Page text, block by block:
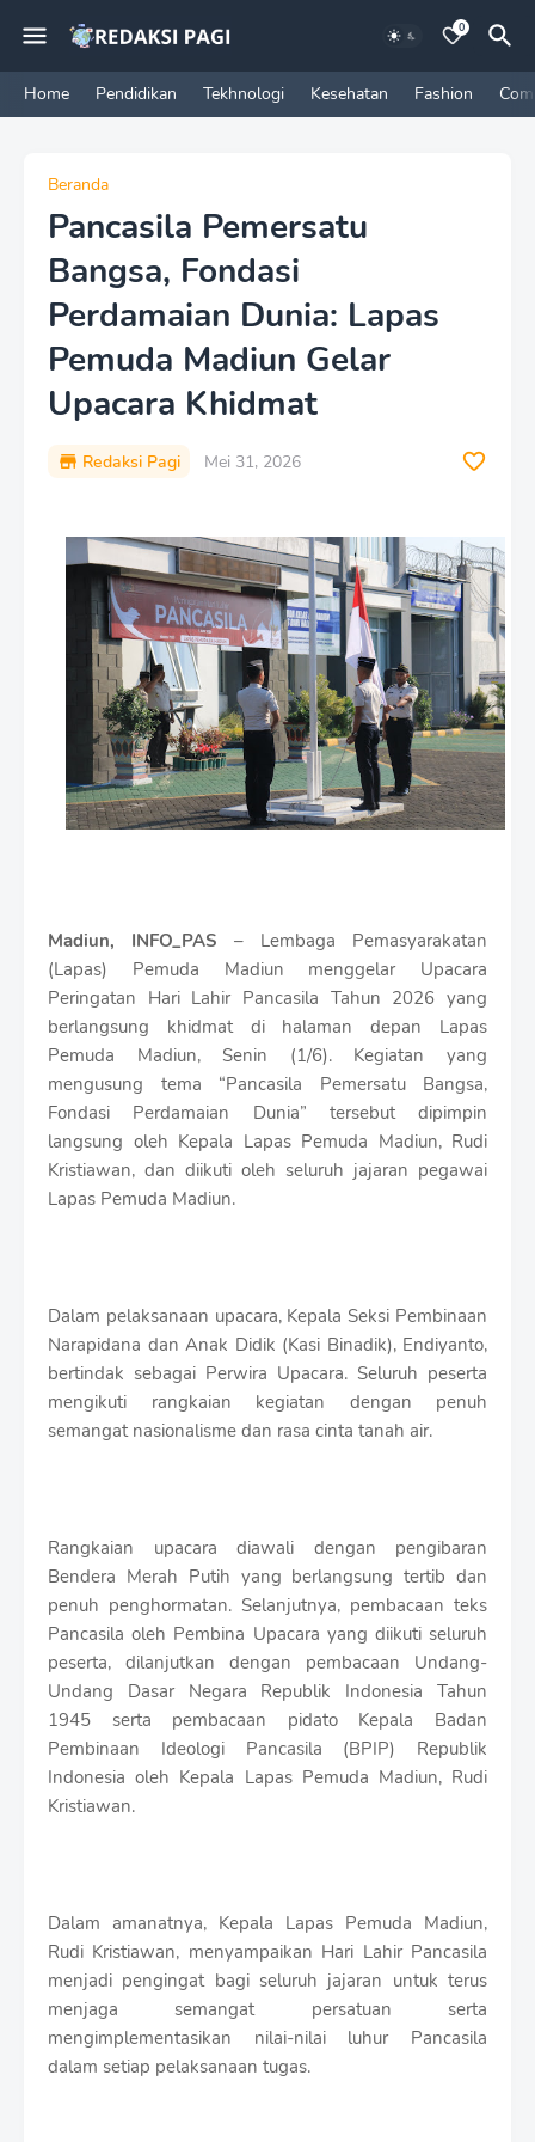
0
Home Pendidikan Tekhnologi Kesehatan Fashion
Beranda
Pancasila Pemersatu
Bangsa, Fondasi
Perdamaian Dunia: Lapas
Pemuda Madiun Gelar
Upacara Khidmat
Redaksi Pagi Mei 31, 2026
Madiun, INFO_PAS – Lembaga Pemasyarakatan
(Lapas) Pemuda Madiun menggelar Upacara
Peringatan Hari Lahir Pancasila Tahun 2026 yang
berlangsung khidmat di halaman depan Lapas
Pemuda Madiun, Senin (1/6). Kegiatan yang
mengusung tema “Pancasila Pemersatu Bangsa,
Fondasi Perdamaian Dunia” tersebut dipimpin
langsung oleh Kepala Lapas Pemuda Madiun, Rudi
Kristiawan, dan diikuti oleh seluruh jajaran pegawai
Lapas Pemuda Madiun.
Dalam pelaksanaan upacara, Kepala Seksi Pembinaan
Narapidana dan Anak Didik (Kasi Binadik), Endiyanto,
bertindak sebagai Perwira Upacara. Seluruh peserta
mengikuti rangkaian kegiatan dengan penuh
semangat nasionalisme dan rasa cinta tanah air.
Rangkaian upacara diawali dengan pengibaran
Bendera Merah Putih yang berlangsung tertib dan
penuh penghormatan. Selanjutnya, pembacaan teks
Pancasila oleh Pembina Upacara yang diikuti seluruh
peserta, dilanjutkan dengan pembacaan Undang-
Undang Dasar Negara Republik Indonesia Tahun
1945 serta pembacaan pidato Kepala Badan
Pembinaan Ideologi Pancasila (BPIP) Republik
Indonesia oleh Kepala Lapas Pemuda Madiun, Rudi
Kristiawan.
Dalam amanatnya, Kepala Lapas Pemuda Madiun,
Rudi Kristiawan, menyampaikan Hari Lahir Pancasila
menjadi pengingat bagi seluruh jajaran untuk terus
menjaga semangat persatuan serta
mengimplementasikan nilai-nilai luhur Pancasila
dalam setiap pelaksanaan tugas.
g
n
W
i
t
h
S
h
r
o
f
f
l
a
t
e
s